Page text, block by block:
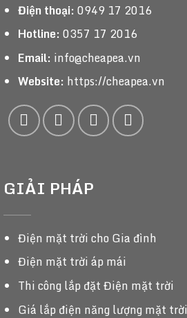
Điện thoại: 0949 17 2016
Hotline: 0357 17 2016
Email: info@cheapea.vn
Website: https://cheapea.vn
GIẢI PHÁP
Điện mặt trời cho Gia đình
Điện mặt trời áp mái
Thi công lắp đặt Điện mặt trời
Giá lắp điện năng lượng mặt trời